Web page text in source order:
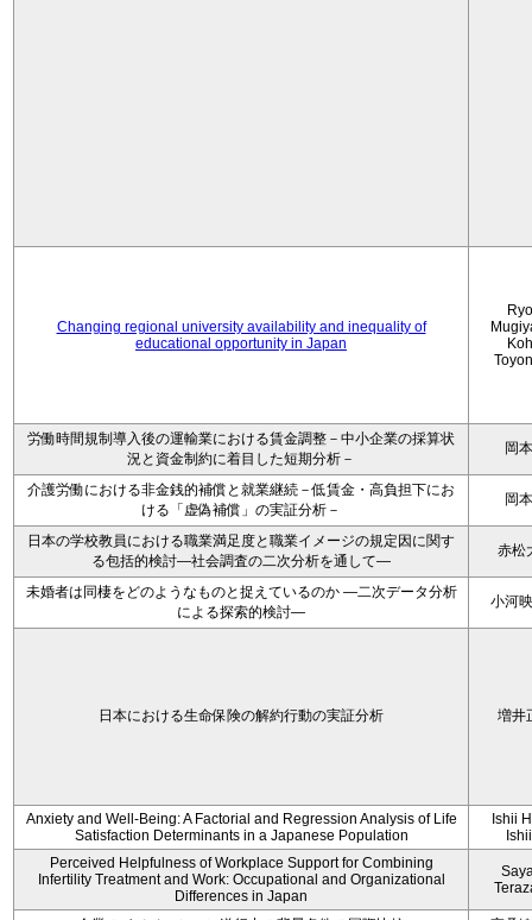
Changing regional university availability and inequality of
educational opportunity in Japan
労働時間規制導入後の運輸業における賃金調整－中小企業の採算状
況と資金制約に着目した短期分析－
岡
介護労働における非金銭的補償と就業継続－低賃金・高負担下にお
ける「虚偽補償」の実証分析－
岡
日本の学校教員における職業満足度と職業イメージの規定因に関す
る包括的検討―社会調査の二次分析を通して―
赤松
未婚者は同棲をどのようなものと捉えているのか —二次データ分析
による探索的検討—
小河
日本における生命保険の解約行動の実証分析 増井
Anxiety and Well-Being: A Factorial and Regression Analysis of Life
Satisfaction Determinants in a Japanese Population
Ishii
Perceived Helpfulness of Workplace Support for Combining
Infertility Treatment and Work: Occupational and Organizational
Differences in Japan